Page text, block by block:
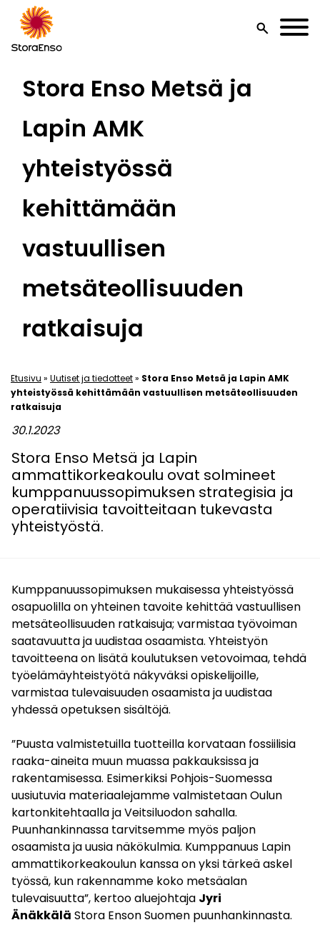
search
Stora Enso Metsä ja
Lapin AMK
yhteistyössä
kehittämään
vastuullisen
metsäteollisuuden
ratkaisuja
Etusivu » Uutiset ja tiedotteet» Stora Enso Metsä ja Lapin AMK
yhteistyössä kehittämään vastuullisen metsäteollisuuden
ratkaisuja
30.1.2023
Stora Enso Metsä ja Lapin
ammattikorkeakoulu ovat solmineet
kumppanuussopimuksen strategisia ja
operatiivisia tavoitteitaan tukevasta
yhteistyöstä.
Kumppanuussopimuksen mukaisessa yhteistyössä
osapuolilla on yhteinen tavoite kehittää vastuullisen
metsäteollisuuden ratkaisuja; varmistaa työvoiman
saatavuutta ja uudistaa osaamista. Yhteistyön
tavoitteena on lisätä koulutuksen vetovoimaa, tehdä
työelämäyhteistyötä näkyväksi opiskelijoille,
varmistaa tulevaisuuden osaamista ja uudistaa
yhdessä opetuksen sisältöjä.
”Puusta valmistetuilla tuotteilla korvataan fossiilisia
raaka-aineita muun muassa pakkauksissa ja
rakentamisessa. Esimerkiksi Pohjois-Suomessa
uusiutuvia materiaalejamme valmistetaan Oulun
kartonkitehtaalla ja Veitsiluodon sahalla.
Puunhankinnassa tarvitsemme myös paljon
osaamista ja uusia näkökulmia. Kumppanuus Lapin
ammattikorkeakoulun kanssa on yksi tärkeä askel
työssä, kun rakennamme koko metsäalan
tulevaisuutta”, kertoo aluejohtaja Jyri
Änäkkälä Stora Enson Suomen puunhankinnasta.